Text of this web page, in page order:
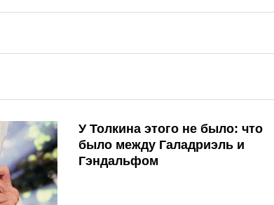
У Толкина этого не было: что
было между Галадриэль и
Гэндальфом